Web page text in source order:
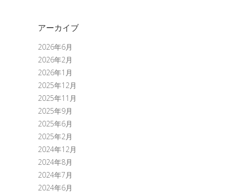
アーカイブ
2026年6月
2026年2月
2026年1月
2025年12月
2025年11月
2025年9月
2025年6月
2025年2月
2024年12月
2024年8月
2024年7月
2024年6月